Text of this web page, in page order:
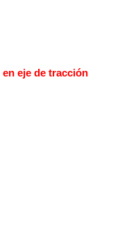
eje de tracción